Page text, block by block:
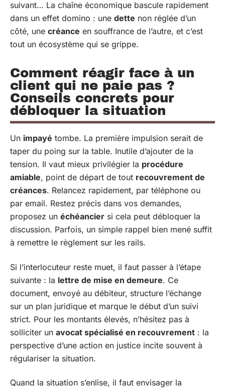
suivant… La chaîne économique bascule rapidement
dans un effet domino : une dette non réglée d’un
côté, une créance en souffrance de l’autre, et c’est
tout un écosystème qui se grippe.
Comment réagir face à un
client qui ne paie pas ?
Conseils concrets pour
débloquer la situation
Un impayé tombe. La première impulsion serait de
taper du poing sur la table. Inutile d’ajouter de la
tension. Il vaut mieux privilégier la procédure
amiable, point de départ de tout recouvrement de
créances. Relancez rapidement, par téléphone ou
par email. Restez précis dans vos demandes,
proposez un échéancier si cela peut débloquer la
discussion. Parfois, un simple rappel bien mené suffit
à remettre le règlement sur les rails.
Si l’interlocuteur reste muet, il faut passer à l’étape
suivante : la lettre de mise en demeure. Ce
document, envoyé au débiteur, structure l’échange
sur un plan juridique et marque le début d’un suivi
strict. Pour les montants élevés, n’hésitez pas à
solliciter un avocat spécialisé en recouvrement : la
perspective d’une action en justice incite souvent à
régulariser la situation.
Quand la situation s’enlise, il faut envisager la